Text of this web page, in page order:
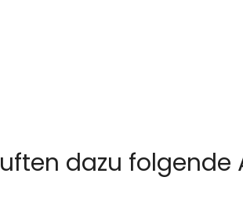
dazu folgende